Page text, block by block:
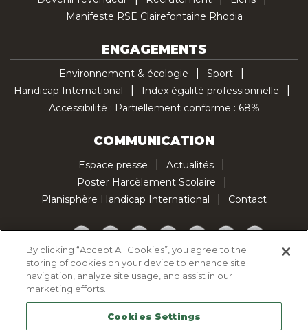
Manifeste RSE Clairefontaine Rhodia
ENGAGEMENTS
Environnement & écologie
Sport
Handicap International
Index égalité professionnelle
Accessibilité : Partiellement conforme : 68%
COMMUNICATION
Espace presse
Actualités
Poster Harcèlement Scolaire
Planisphère Handicap International
Contact
Facebook
TwitterYouTubePinterestInstagramLinkedInTikTok
Politique d'utilisation des cookies
Politique de confidentialité
Mentions légales
Plan du site
By clicking “Accept All Cookies”, you agree to the
storing of cookies on your device to enhance site
navigation, analyze site usage, and assist in our
marketing efforts.
Cookies Settings